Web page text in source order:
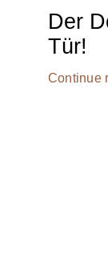
Der
Tür!
Continue